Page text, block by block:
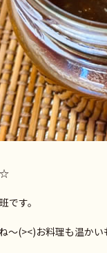
☆
です。
～(><)お料理も温か